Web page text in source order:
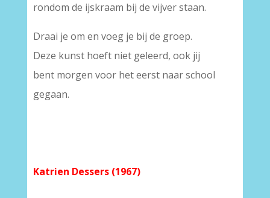
rondom de ijskraam bij de vijver staan.
Draai je om en voeg je bij de groep.
Deze kunst hoeft niet geleerd, ook jij
bent morgen voor het eerst naar school
gegaan.
Katrien Dessers (1967)